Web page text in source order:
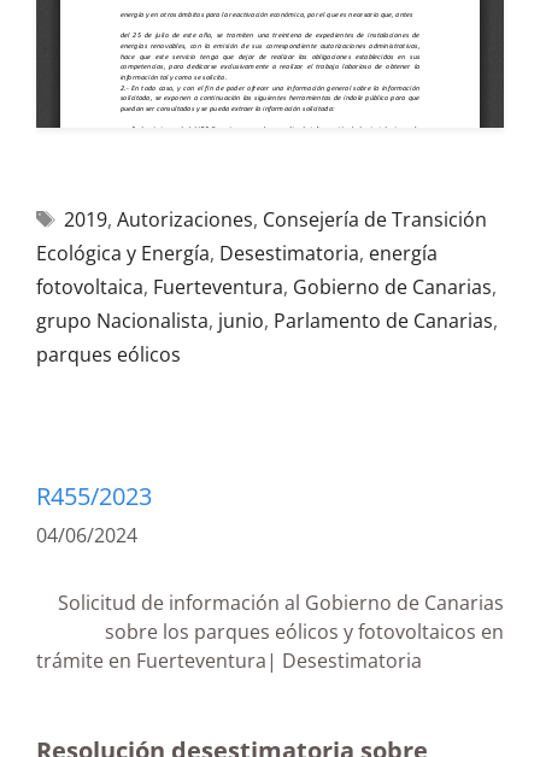
2019, Autorizaciones, Consejería de Transición
Ecológica y Energía, Desestimatoria, energía
fotovoltaica, Fuerteventura, Gobierno de Canarias,
grupo Nacionalista, junio, Parlamento de Canarias,
parques eólicos
R455/2023
04/06/2024
Solicitud de información al Gobierno de Canarias
sobre los parques eólicos y fotovoltaicos en
trámite en Fuerteventura| Desestimatoria
Resolución desestimatoria sobre